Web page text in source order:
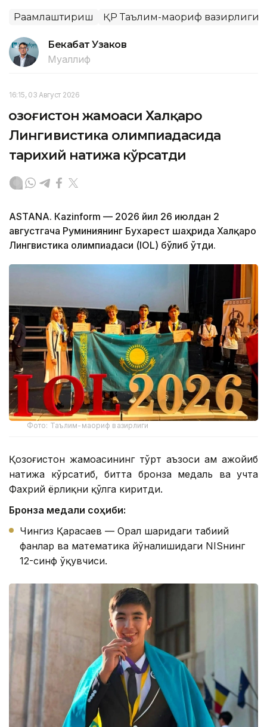
Рақамлаштириш ҚР Таълим-маориф вазирлиги
Бекабат Узаков
Муаллиф
16:15, 03 Август 2026
Қозоғистон жамоаси Халқаро
Лингивистика олимпиадасида
тарихий натижа кўрсатди
ASTANА. Кazinform — 2026 йил 26 июлдан 2
августгача Руминиянинг Бухарест шаҳрида Халқаро
Лингвистика олимпиадаси (IOL) бўлиб ўтди.
Фото: Таълим-маориф вазирлиги
Қозоғистон жамоасининг тўрт аъзоси ҳам ажойиб
натижа кўрсатиб, битта бронза медаль ва учта
Фахрий ёрлиқни қўлга киритди.
Бронза медали соҳиби:
Чингиз Қарасаев — Орал шаҳридаги табиий
фанлар ва математика йўналишидаги NISнинг
12-синф ўқувчиси.